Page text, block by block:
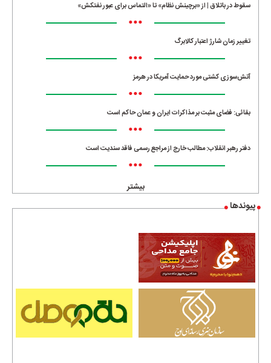
سقوط در باتلاق | از «برچینش نظام» تا «التماس برای عبور نفتکش»
•••
تغییر زمان شارژ اعتبار کالابرگ
•••
آتش‌سوزی کشتی مورد حمایت آمریکا در هرمز
•••
بقائی: فضای مثبت بر مذاکرات ایران و عمان حاکم است
•••
دفتر رهبر انقلاب: مطالب خارج از مراجع رسمی فاقد سندیت است
•••
بیشتر
پیوندها